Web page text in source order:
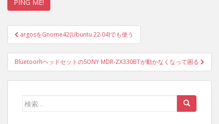
投
稿
ナ
ビ
ゲ
argosをGnome42(Ubuntu 22.04)でも使う
BluetoorhヘッドセットのSONY MDR-ZX330BTが動かなくなって困る
検